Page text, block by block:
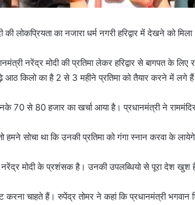
लोकप्रियता का नजारा धर्म नगरी हरिद्वार में देखने को
नरेंद्र मोदी की प्रतिमा लेकर हरिद्वार से बागपत के
आठ किलो का है 2 से 3 महीने प्रतिमा को तैयार करने में लगे
70 से 80 हजार का खर्चा आया है। प्रधानमंत्री ने राममंदिर
हमने सोचा था कि उनकी प्रतिमा को गंगा स्नान करवा के
नरेंद्र मोदी के प्रशंसक है। उनकी उपलब्धियो से पूरा देश खुश
करना चाहते हैं। रुपेंद्र तोमर ने कहां कि प्रधानमंत्री